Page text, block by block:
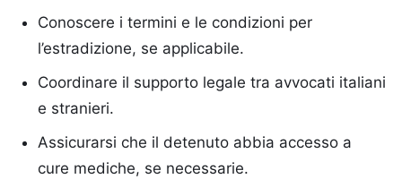
Conoscere i termini e le condizioni per
l’estradizione, se applicabile.
Coordinare il supporto legale tra avvocati italiani
e stranieri.
Assicurarsi che il detenuto abbia accesso a
cure mediche, se necessarie.